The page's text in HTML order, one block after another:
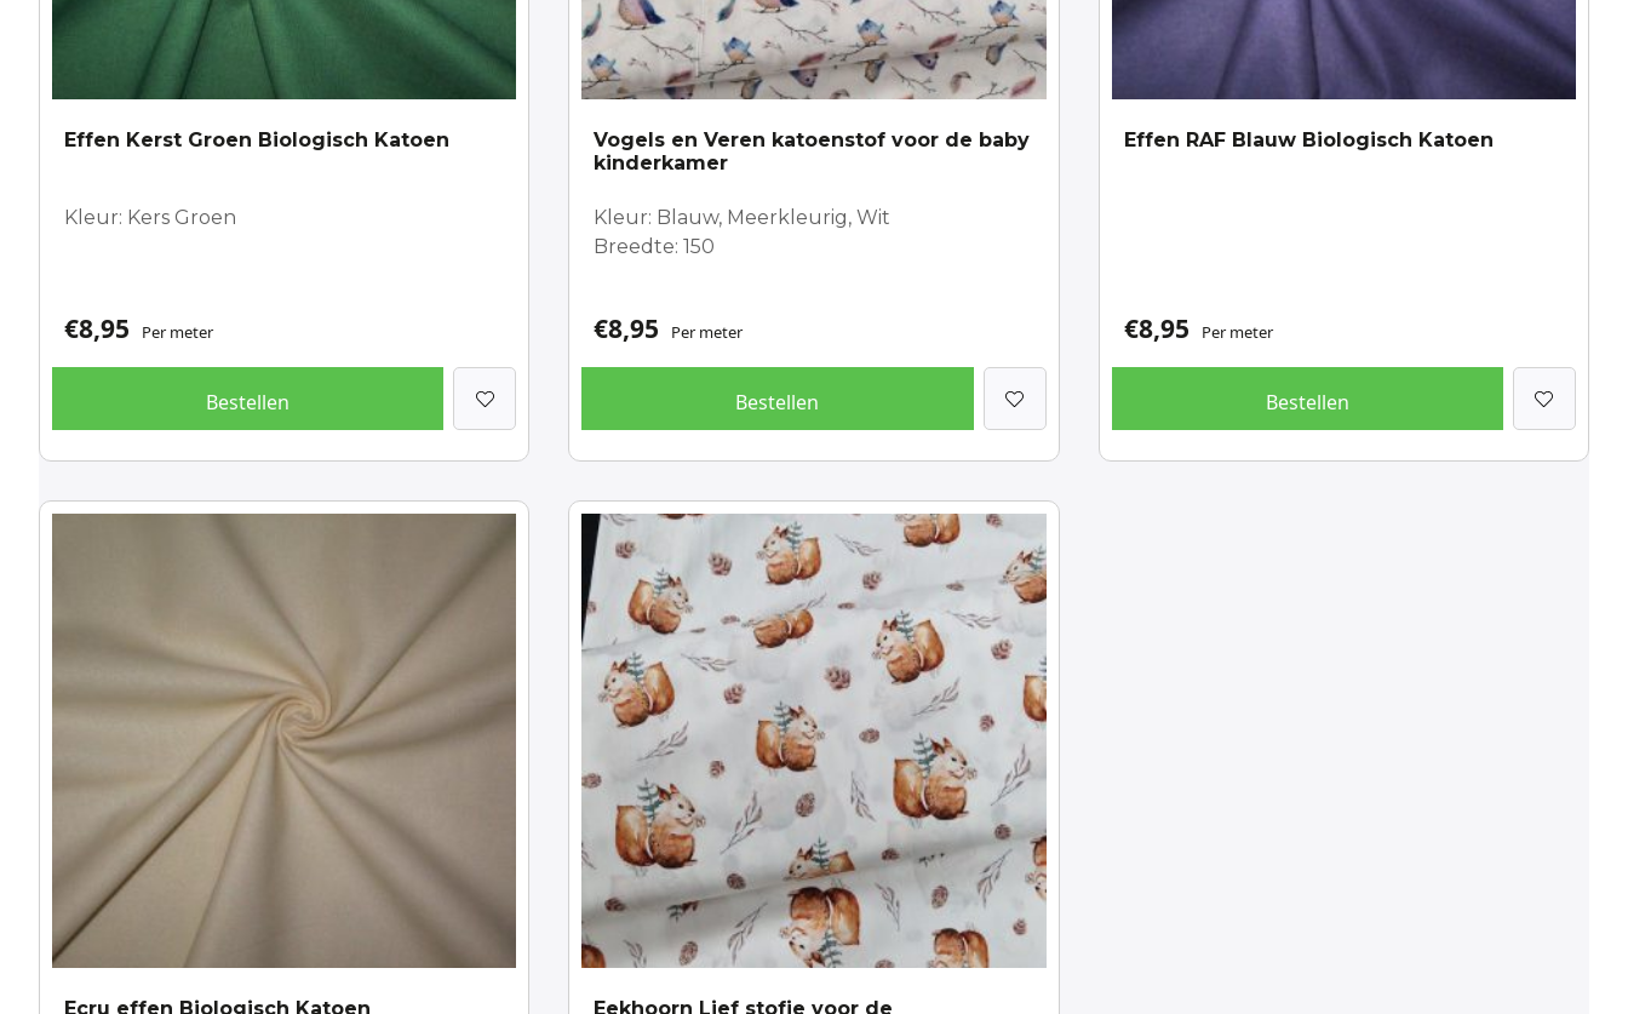
Effen Kerst Groen Biologisch Katoen
Kleur: Kers Groen
€8,95 Per meter
Bestellen
Vogels en Veren katoenstof voor de baby
kinderkamer
Kleur: Blauw, Meerkleurig, Wit
Breedte: 150
€8,95 Per meter
Bestellen
Effen RAF Blauw Biologisch Katoen
€8,95 Per meter
Bestellen
Ecru effen Biologisch Katoen Eekhoorn Lief stofje voor de